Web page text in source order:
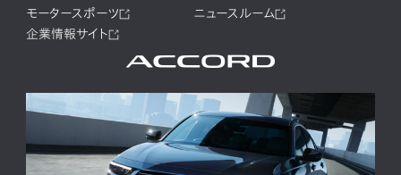
モータースポーツ
ニュースルーム
企業情報サイト